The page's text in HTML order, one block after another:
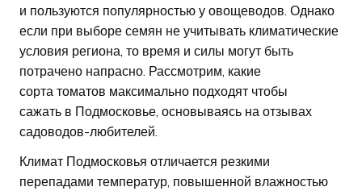
и пользуются популярностью у овощеводов. Однако
если при выборе семян не учитывать климатические
условия региона, то время и силы могут быть
потрачено напрасно. Рассмотрим, какие
сорта томатов максимально подходят чтобы
сажать в Подмосковье, основываясь на отзывах
садоводов-любителей.
Климат Подмосковья отличается резкими
перепадами температур, повышенной влажностью